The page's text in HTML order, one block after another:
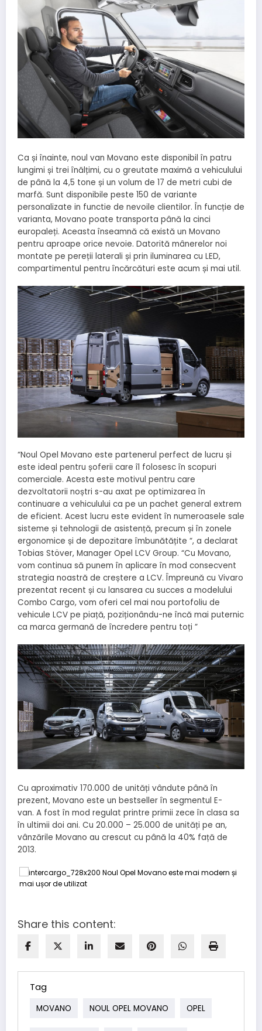
Ca și înainte, noul van Movano este disponibil în patru
lungimi și trei înălțimi, cu o greutate maximă a vehiculului
de până la 4,5 tone și un volum de 17 de metri cubi de
marfă. Sunt disponibile peste 150 de variante
personalizate in functie de nevoile clientilor. În funcție de
varianta, Movano poate transporta până la cinci
europaleți. Aceasta înseamnă că există un Movano
pentru aproape orice nevoie. Datorită mânerelor noi
montate pe pereții laterali și prin iluminarea cu LED,
compartimentul pentru încărcături este acum și mai util.
“Noul Opel Movano este partenerul perfect de lucru și
este ideal pentru șoferii care îl folosesc în scopuri
comerciale. Acesta este motivul pentru care
dezvoltatorii noștri s-au axat pe optimizarea în
continuare a vehiculului ca pe un pachet general extrem
de eficient. Acest lucru este evident în numeroasele sale
sisteme și tehnologii de asistență, precum și în zonele
ergonomice și de depozitare îmbunătățite “, a declarat
Tobias Stöver, Manager Opel LCV Group. “Cu Movano,
vom continua să punem în aplicare în mod consecvent
strategia noastră de creștere a LCV. Împreună cu Vivaro
prezentat recent și cu lansarea cu succes a modelului
Combo Cargo, vom oferi cel mai nou portofoliu de
vehicule LCV pe piață, poziționându-ne încă mai puternic
ca marca germană de încredere pentru toți ”
Cu aproximativ 170.000 de unități vândute până în
prezent, Movano este un bestseller în segmentul E-
van. A fost în mod regulat printre primii zece în clasa sa
în ultimii doi ani. Cu 20.000 – 25.000 de unități pe an,
vânzările Movano au crescut cu până la 40% față de
2013.
Share this content:
Tag
MOVANO NOUL OPEL MOVANO OPEL